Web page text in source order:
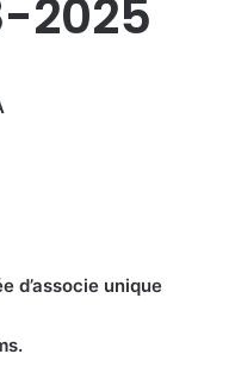
2025
d’associe unique